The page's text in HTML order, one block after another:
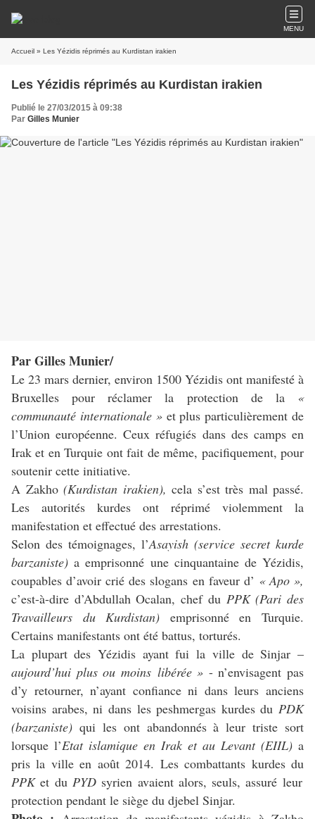
MENU
Accueil » Les Yézidis réprimés au Kurdistan irakien
Les Yézidis réprimés au Kurdistan irakien
Publié le 27/03/2015 à 09:38
Par Gilles Munier
Par Gilles Munier/
Le 23 mars dernier, environ 1500 Yézidis ont manifesté à
Bruxelles pour réclamer la protection de la «
communauté internationale »et plus particulièrement de
l’Union européenne. Ceux réfugiés dans des camps en
Irak et en Turquie ont fait de même, pacifiquement, pour
soutenir cette initiative.
A Zakho (Kurdistan irakien), cela s’est très mal passé.
Les autorités kurdes ont réprimé violemment la
manifestation et effectué des arrestations.
Selon des témoignages, l’Asayish (service secret kurde
barzaniste)a emprisonné une cinquantaine de Yézidis,
coupables d’avoir crié des slogans en faveur d’ « Apo »,
c’est-à-dire d’Abdullah Ocalan, chef du PPK (Pari des
Travailleurs du Kurdistan) emprisonné en Turquie.
Certains manifestants ont été battus, torturés.
La plupart des Yézidis ayant fui la ville de Sinjar –
aujourd’hui plus ou moins libérée » - n’envisagent pas
d’y retourner, n’ayant confiance ni dans leurs anciens
voisins arabes, ni dans les peshmergas kurdes du PDK
(barzaniste) qui les ont abandonnés à leur triste sort
lorsque l’Etat islamique en Irak et au Levant (EIIL) a
pris la ville en août 2014. Les combattants kurdes du
PPKet du PYDsyrien avaient alors, seuls, assuré leur
protection pendant le siège du djebel Sinjar.